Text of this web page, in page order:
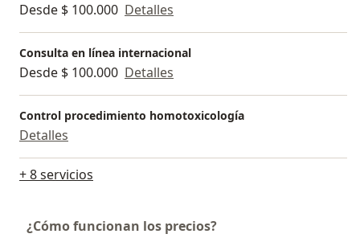
Desde $ 100.000 Detalles
Consulta en línea internacional
Desde $ 100.000 Detalles
Control procedimiento homotoxicología
Detalles
+ 8 servicios
¿Cómo funcionan los precios?